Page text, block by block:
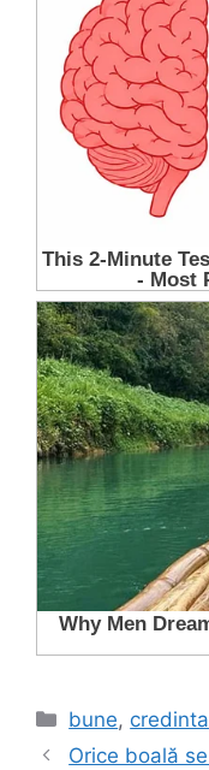
Categorii
bune, credinta
Orice boală